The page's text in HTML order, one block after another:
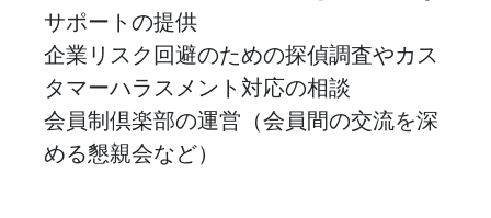
サポートの提供
企業リスク回避のための探偵調査やカス
タマーハラスメント対応の相談
会員制倶楽部の運営（会員間の交流を深
める懇親会など）